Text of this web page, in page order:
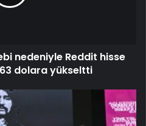
nedeniyle Reddit hisse
dolara yükseltti